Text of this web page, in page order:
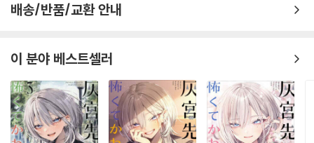
배송/반품/교환 안내
이 분야 베스트셀러